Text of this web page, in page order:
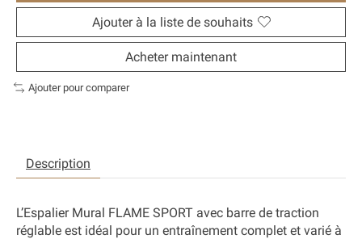
Ajouter à la liste de souhaits
Acheter maintenant
Ajouter pour comparer
Description
L’Espalier Mural FLAME SPORT avec barre de traction
réglable est idéal pour un entraînement complet et varié à